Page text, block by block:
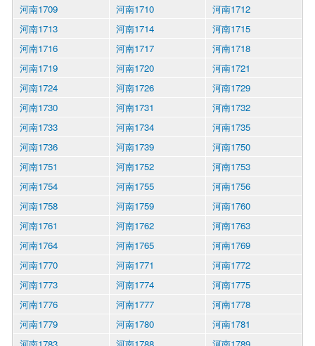
河南1709
河南1710
河南1712
河南1713
河南1714
河南1715
河南1716
河南1717
河南1718
河南1719
河南1720
河南1721
河南1724
河南1726
河南1729
河南1730
河南1731
河南1732
河南1733
河南1734
河南1735
河南1736
河南1739
河南1750
河南1751
河南1752
河南1753
河南1754
河南1755
河南1756
河南1758
河南1759
河南1760
河南1761
河南1762
河南1763
河南1764
河南1765
河南1769
河南1770
河南1771
河南1772
河南1773
河南1774
河南1775
河南1776
河南1777
河南1778
河南1779
河南1780
河南1781